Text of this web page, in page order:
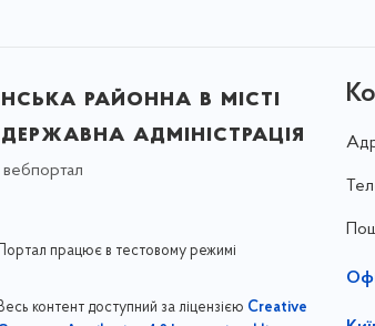
районна в місті
адміністрація
вебпортал
працює в тестовому режимі
контент доступний за ліцензією Creative